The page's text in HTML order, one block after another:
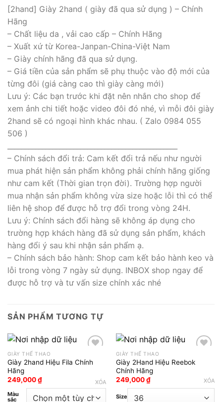
[2hand] Giày 2hand ( giày đã qua sử dụng ) – Chính
Hãng
– Chất liệu da , vải cao cấp – Chính Hãng
– Xuất xứ từ Korea-Janpan-China-Việt Nam
– Giày chính hãng đã qua sử dụng.
– Giá tiền của sản phẩm sẽ phụ thuộc vào độ mới của
từng đôi (giá càng cao thì giày càng mới)
Lưu ý: Các bạn trước khi đặt nên nhắn cho shop để
xem ảnh chi tiết hoặc video đôi đó nhé, vì mỗi đôi giày
2hand sẽ có ngoại hình khác nhau. ( Zalo 0984 055
506 )
– Chính sách đổi trả: Cam kết đổi trả nếu như người
mua phát hiện sản phẩm không phải chính hãng giống
như cam kết (Thời gian trọn đời). Trường hợp người
mua nhận sản phẩm không vừa size hoặc lỗi thì có thể
liên hệ shop để được hỗ trợ đổi trong vòng 24H.
Lưu ý: Chính sách đổi hàng sẽ không áp dụng cho
trường hợp khách hàng đã sử dụng sản phẩm, khách
hàng đổi ý sau khi nhận sản phẩm ạ.
– Chính sách bảo hành: Shop cam kết bảo hành keo và
lỗi trong vòng 7 ngày sử dụng. INBOX shop ngay để
được hỗ trợ và tư vấn size chính xác nhé
SẢN PHẨM TƯƠNG TỰ
Add to wishlist
GIÀY THỂ THAO
Giày 2hand Hiệu Fila Chính
Hãng
249,000₫
Màu
sắc
XÓA
Add to wishlist
GIÀY THỂ THAO
Giày 2Hand Hiệu Reebok
Chính Hãng
249,000₫
Size
XÓA